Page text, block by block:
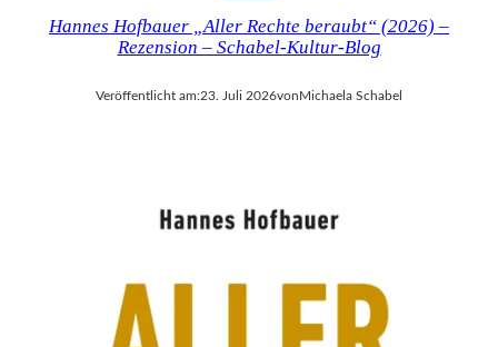
Hannes Hofbauer „Aller Rechte beraubt“ (2026) –
Rezension – Schabel-Kultur-Blog
Veröffentlicht am:23. Juli 2026vonMichaela Schabel